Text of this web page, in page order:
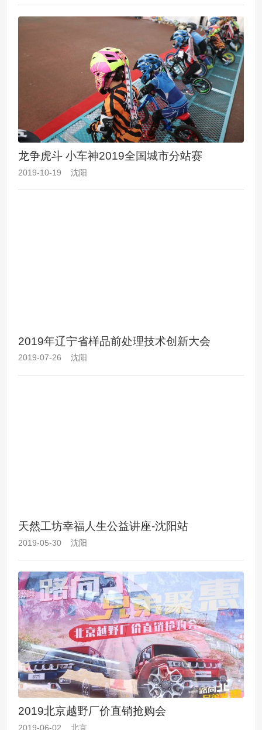
龙争虎斗 小车神2019全国城市分站赛
2019-10-19 沈阳
2019年辽宁省样品前处理技术创新大会
2019-07-26 沈阳
天然工坊幸福人生公益讲座-沈阳站
2019-05-30 沈阳
2019北京越野厂价直销抢购会
2019-06-02 北京